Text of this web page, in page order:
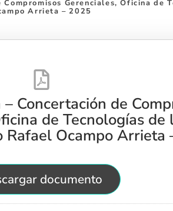
Compromisos Gerenciales, Oficina
Arrieta – 2025
Concertación de
de Tecnologías de
Rafael Ocampo Arrieta
documento